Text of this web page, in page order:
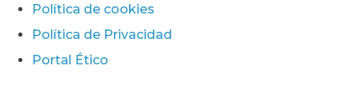
Política de cookies
Política de Privacidad
Portal Ético